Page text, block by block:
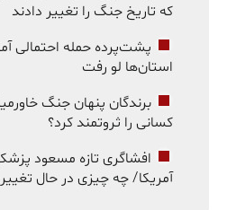
که تاریخ جنگ را تغییر دادند
پشت‌پرده حمله احتمالی
استان‌ها لو رفت
کسانی را ثروتمند کرد؟
افشاگری تازه مسعود
آمریکا/ چه چیزی در حال